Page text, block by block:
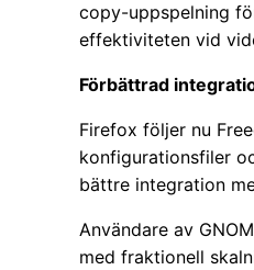
copy-uppspelning
effektiviteten vid
Förbättrad
Firefox följer nu
konfigurationsfiler
bättre integration
Användare av
med fraktionell